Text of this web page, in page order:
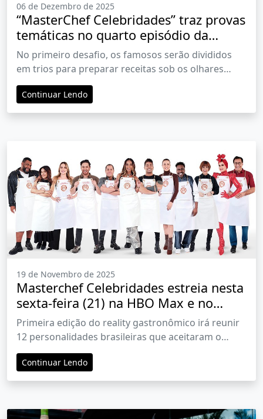
06 de Dezembro de 2025
“MasterChef Celebridades” traz provas
temáticas no quarto episódio da
temporada
No primeiro desafio, os famosos serão divididos
em trios para preparar receitas sob os olhares
atentos do chef Cumpade João, especialista em
festa junina
Continuar Lendo
19 de Novembro de 2025
Masterchef Celebridades estreia nesta
sexta-feira (21) na HBO Max e no
Discovery Home & Health
Primeira edição do reality gastronômico irá reunir
12 personalidades brasileiras que aceitaram o
desafio da cozinha
Continuar Lendo